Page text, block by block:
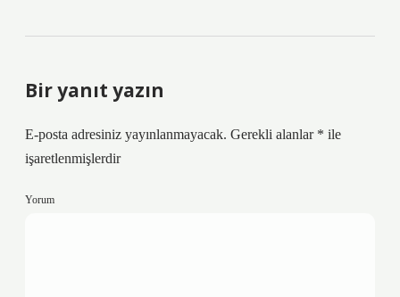
Bir yanıt yazın
E-posta adresiniz yayınlanmayacak. Gerekli alanlar * ile
işaretlenmişlerdir
Yorum